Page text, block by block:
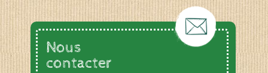
Nous
contacter